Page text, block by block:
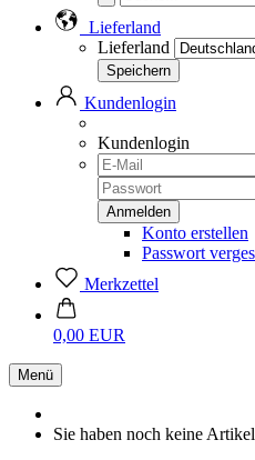
Lieferland
Lieferland
Kundenlogin
Kundenlogin
Konto erstellen
Passwort
Merkzettel
0,00 EUR
Menü
Sie haben noch keine